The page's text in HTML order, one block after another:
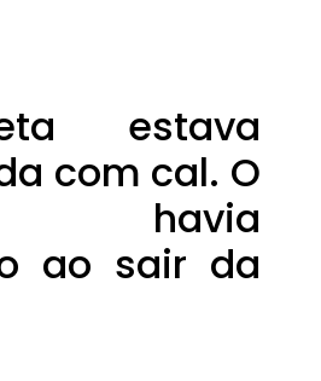
estava
com cal. O
havia
ao sair da